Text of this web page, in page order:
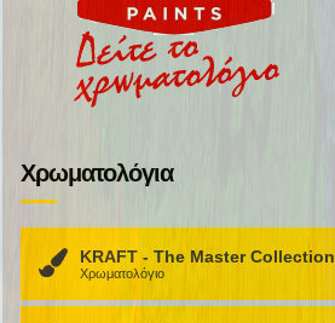
Χρωματολόγια
KRAFT - The Master Collection
Χρωματολόγιο